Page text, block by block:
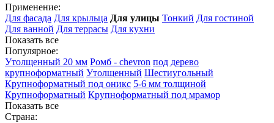
Применение:
Для фасада Для крыльца Для улицы Тонкий Для гостиной
Для ванной Для террасы Для кухни
Показать все
Популярное:
Утолщенный 20 мм Ромб - chevron под дерево
крупноформатный Утолщенный Шестиугольный
Крупноформатный под оникс 5-6 мм толщиной
Крупноформатный Крупноформатный под мрамор
Показать все
Страна: